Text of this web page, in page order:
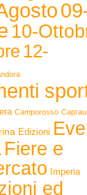
10-
12-
Camporosso
Edizioni
Fiere e
Imperia
ed